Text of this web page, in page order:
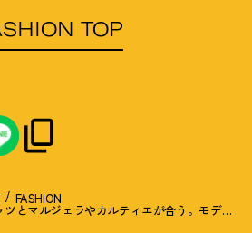
TOP
FASHION
とマルジェラやカルティエが合う。モデル・